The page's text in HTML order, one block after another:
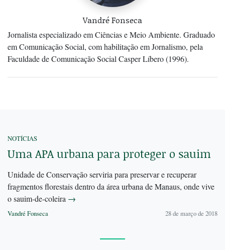
Vandré Fonseca
Jornalista especializado em Ciências e Meio Ambiente. Graduado
em Comunicação Social, com habilitação em Jornalismo, pela
Faculdade de Comunicação Social Casper Líbero (1996).
NOTÍCIAS
Uma APA urbana para proteger o sauim
Unidade de Conservação serviria para preservar e recuperar
fragmentos florestais dentro da área urbana de Manaus, onde vive
o sauim-de-coleira →
Vandré Fonseca 28 de março de 2018